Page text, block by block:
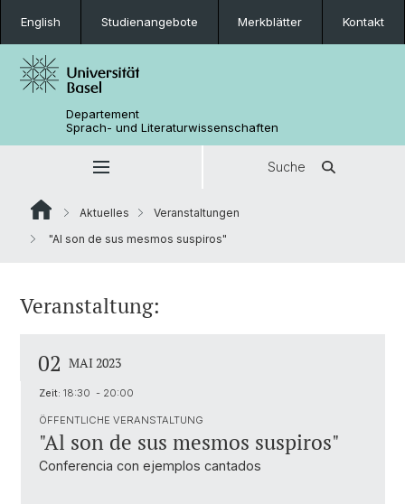
English Studienangebote Merkblätter Kontakt
Departement
Sprach- und Literaturwissenschaften
Suche
Aktuelles
Veranstaltungen
"Al son de sus mesmos suspiros"
Veranstaltung:
02 MAI 2023
Zeit: 18:30 - 20:00
ÖFFENTLICHE VERANSTALTUNG
"Al son de sus mesmos suspiros"
Conferencia con ejemplos cantados